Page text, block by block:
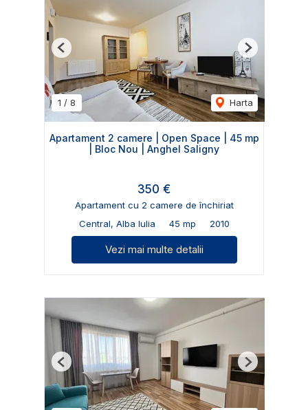
1 / 8 Harta
Previous Next
Apartament 2 camere | Open Space | 45 mp
| Bloc Nou | Anghel Saligny
350 €
Apartament cu 2 camere de închiriat
Central, Alba Iulia
45 mp 2010
Vezi mai multe detalii
Previous Next